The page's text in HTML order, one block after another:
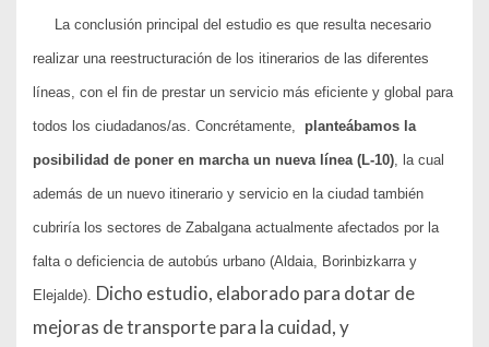
La conclusión principal del estudio es que resulta necesario
realizar una reestructuración de los itinerarios de las diferentes
líneas, con el fin de prestar un servicio más eficiente y global para
todos los ciudadanos/as. Concrétamente, planteábamos la
posibilidad de poner en marcha un nueva línea (L-10), la cual
además de un nuevo itinerario y servicio en la ciudad también
cubriría los sectores de Zabalgana actualmente afectados por la
falta o deficiencia de autobús urbano (Aldaia, Borinbizkarra y
Elejalde). Dicho estudio, elaborado para dotar de
mejoras de transporte para la cuidad, y